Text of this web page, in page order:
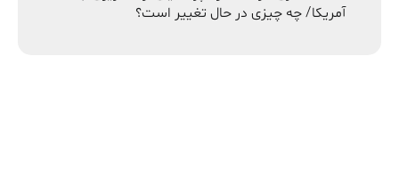
آمریکا/ چه چیزی در حال تغییر است؟